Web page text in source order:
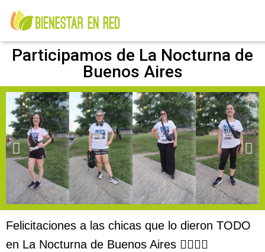
Participamos de La Nocturna de
Buenos Aires
Felicitaciones a las chicas que lo dieron TODO
en La Nocturna de Buenos Aires 🏃🏽‍♀️✨